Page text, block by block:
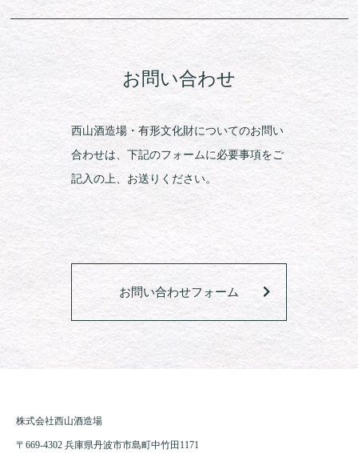
お問い合わせ
西山酒造場・有形文化財についてのお問い
合わせは、下記のフォームに必要事項をご
記入の上、お送りください。
お問い合わせフォーム
株式会社西山酒造場
〒669-4302 兵庫県丹波市市島町中竹田1171